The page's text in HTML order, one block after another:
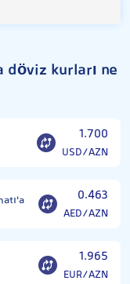
döviz kurları ne
1.700
USD/AZN
0.463
AED/AZN
1.965
EUR/AZN